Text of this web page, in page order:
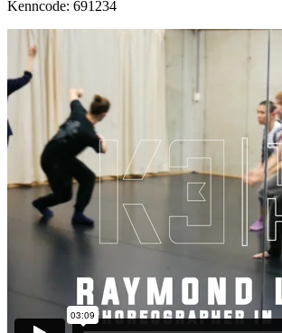
Kenncode: 691234